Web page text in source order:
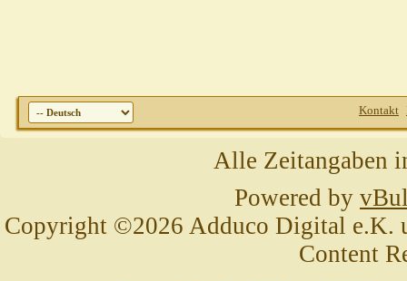
Kontakt
Alle Zeitangaben
Powered by
Copyright ©2026 Adduco Digital e.K.
Content